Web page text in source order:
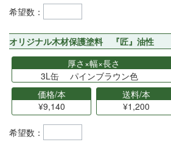
希望数：
オリジナル木材保護塗料 『匠』油性
厚さ×幅×長さ
3L缶 パインブラウン色
価格/本
¥9,140
送料/本
¥1,200
希望数：